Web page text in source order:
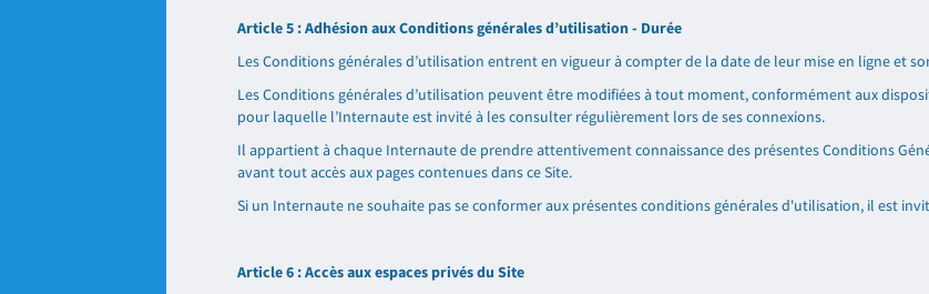
Article 5 : Adhésion aux Conditions générales d’utilisation - Durée
Les Conditions générales d’utilisation entrent en vigueur à compter de la date de leur mise en ligne et
Les Conditions générales d’utilisation peuvent être modifiées à tout moment, conformément aux
pour laquelle l’Internaute est invité à les consulter régulièrement lors de ses connexions.
Il appartient à chaque Internaute de prendre attentivement connaissance des présentes Conditions
avant tout accès aux pages contenues dans ce Site.
Si un Internaute ne souhaite pas se conformer aux présentes conditions générales d'utilisation, il est
Article 6 : Accès aux espaces privés du Site